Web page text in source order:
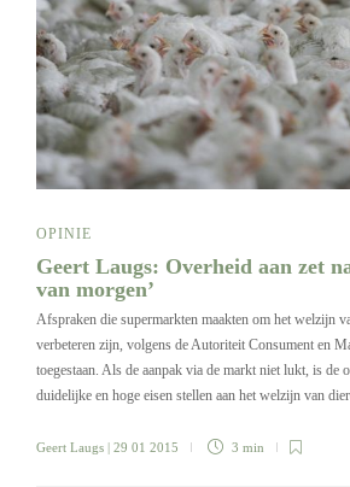
OPINIE
Geert Laugs: Overheid aan zet
van morgen’
Afspraken die supermarkten maakten om het welzijn
verbeteren zijn, volgens de Autoriteit Consument en
toegestaan. Als de aanpak via de markt niet lukt, is de
duidelijke en hoge eisen stellen aan het welzijn van
Geert Laugs | 29 01 2015 3 min